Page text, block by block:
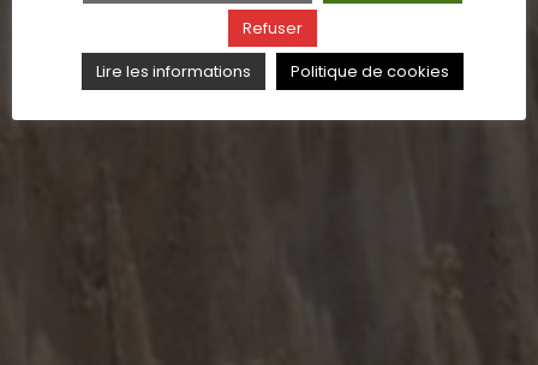
Refuser
Lire les informations
Politique de cookies